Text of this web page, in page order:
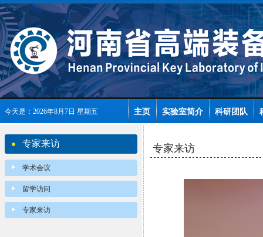
今天是：2026年8月7日 星期五 主页 实验室简介 科研团队
专家来访
学术会议
留学访问
专家来访
专家来访